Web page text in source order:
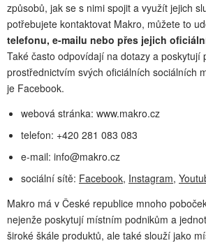
způsobů, jak se s nimi spojit a využít jejich
potřebujete kontaktovat Makro, můžete to
telefonu, e-mailu nebo přes jejich
Také často odpovídají na dotazy a poskytují
prostřednictvím svých oficiálních sociálních
je Facebook.
webová stránka: www.makro.cz
telefon: +420 281 083 083
e-mail: info@makro.cz
sociální sítě: Facebook, Instagram,
Makro má v České republice mnoho
nejenže poskytují místním podnikům a
široké škále produktů, ale také slouží jako